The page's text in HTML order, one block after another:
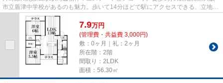
市立盾津中学校があるのも魅力。歩いて14分ほどで駅にアクセスできる、立地の
良さも魅力の物件です。防犯対...
7.9万円
(管理費・共益費 3,000円)
敷：0ヶ月｜礼：2ヶ月
所在階：2階
間取り：2LDK
面積：56.30㎡